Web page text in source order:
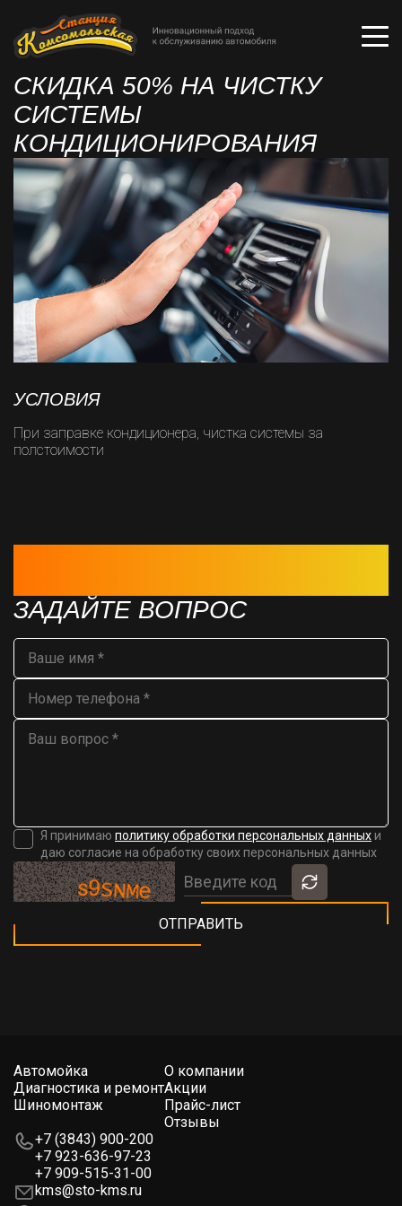
СКИДКА 50% НА ЧИСТКУ
СИСТЕМЫ
КОНДИЦИОНИРОВАНИЯ
УСЛОВИЯ
При заправке кондиционера, чистка системы за
полстоимости
ЗАДАЙТЕ ВОПРОС
Я принимаю политику обработки персональных данныхи
даю согласие на обработку своих персональных данных
+7 (3843) 900-200
+7 923-636-97-23
+7 909-515-31-00
kms@sto-kms.ru
Автомойка
Диагностика и ремонт
Шиномонтаж
О компании
Акции
Прайс-лист
Отзывы